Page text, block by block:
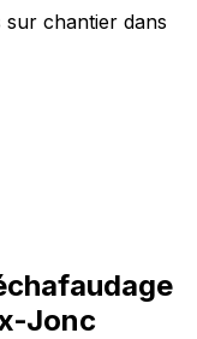
sur chantier dans
Jonc